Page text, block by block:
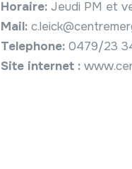
Horaire: Jeudi PM et
Mail:
Telephone: 0479/23
Site internet :